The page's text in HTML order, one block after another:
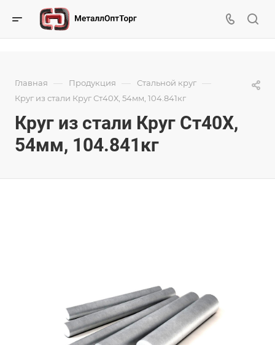
Главная — Продукция — Стальной круг —
Круг из стали Круг Ст40Х, 54мм, 104.841кг
Круг из стали Круг Ст40Х,
54мм, 104.841кг